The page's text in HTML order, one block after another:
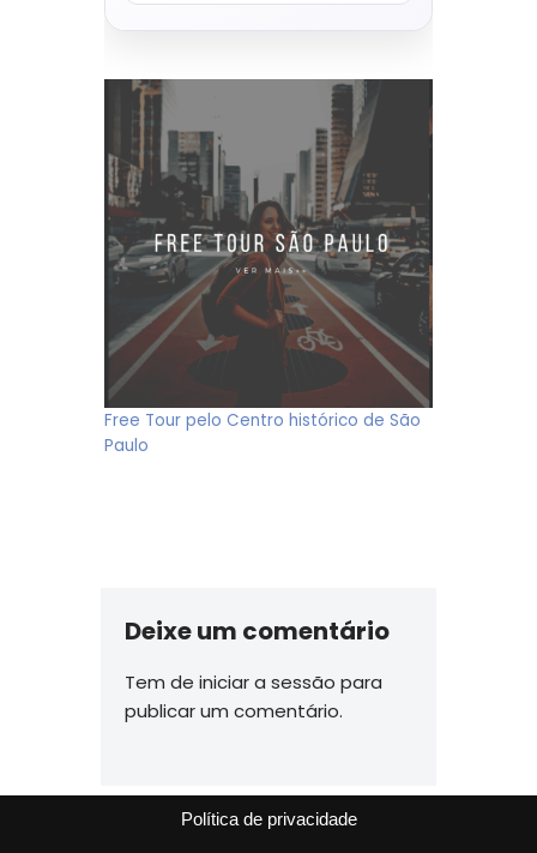
Free Tour pelo Centro histórico de São
Paulo
Deixe um comentário
Tem de iniciar a sessão para
publicar um comentário.
Política de privacidade